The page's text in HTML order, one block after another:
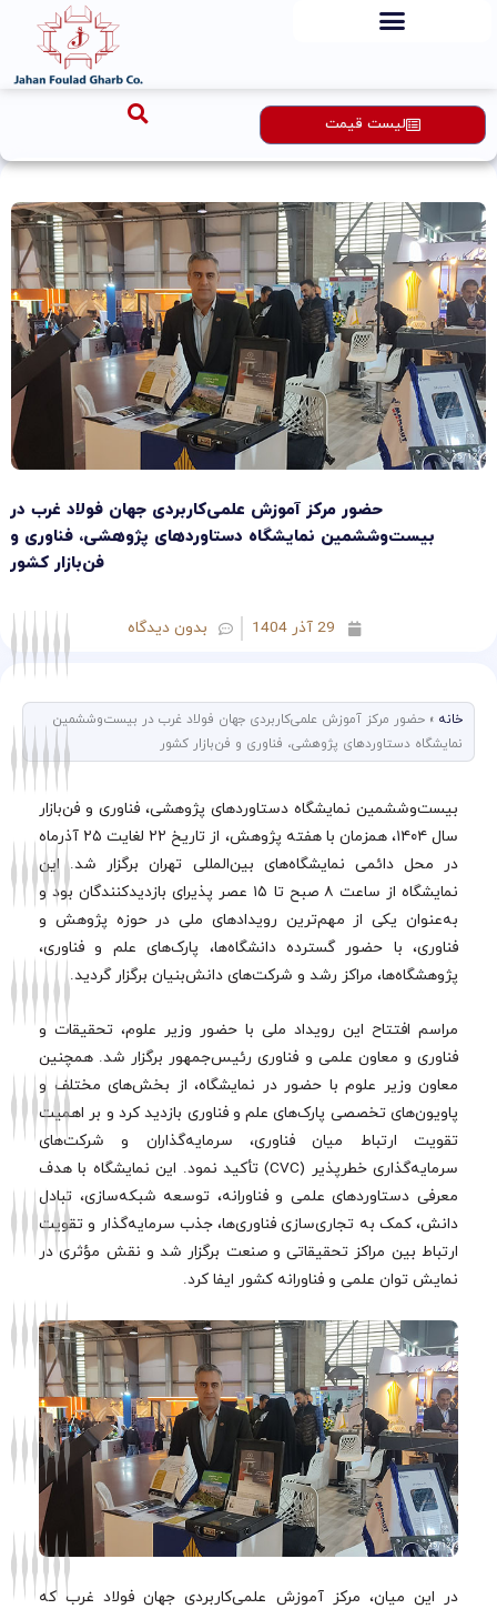
لیست قیمت
حضور مرکز آموزش علمی‌کاربردی جهان فولاد غرب در
بیست‌وششمین نمایشگاه دستاوردهای پژوهشی، فناوری و
فن‌بازار کشور
29 آذر 1404 بدون دیدگاه
خانه » حضور مرکز آموزش علمی‌کاربردی جهان فولاد غرب در بیست‌وششمین
نمایشگاه دستاوردهای پژوهشی، فناوری و فن‌بازار کشور
بیست‌وششمین نمایشگاه دستاوردهای پژوهشی، فناوری و فن‌بازار
سال ۱۴۰۴، همزمان با هفته پژوهش، از تاریخ ۲۲ لغایت ۲۵ آذرماه
در محل دائمی نمایشگاه‌های بین‌المللی تهران برگزار شد. این
نمایشگاه از ساعت ۸ صبح تا ۱۵ عصر پذیرای بازدیدکنندگان بود و
به‌عنوان یکی از مهم‌ترین رویدادهای ملی در حوزه پژوهش و
فناوری، با حضور گسترده دانشگاه‌ها، پارک‌های علم و فناوری،
پژوهشگاه‌ها، مراکز رشد و شرکت‌های دانش‌بنیان برگزار گردید.
مراسم افتتاح این رویداد ملی با حضور وزیر علوم، تحقیقات و
فناوری و معاون علمی و فناوری رئیس‌جمهور برگزار شد. همچنین
معاون وزیر علوم با حضور در نمایشگاه، از بخش‌های مختلف و
پاویون‌های تخصصی پارک‌های علم و فناوری بازدید کرد و بر اهمیت
تقویت ارتباط میان فناوری، سرمایه‌گذاران و شرکت‌های
سرمایه‌گذاری خطرپذیر (CVC) تأکید نمود. این نمایشگاه با هدف
معرفی دستاوردهای علمی و فناورانه، توسعه شبکه‌سازی، تبادل
دانش، کمک به تجاری‌سازی فناوری‌ها، جذب سرمایه‌گذار و تقویت
ارتباط بین مراکز تحقیقاتی و صنعت برگزار شد و نقش مؤثری در
نمایش توان علمی و فناورانه کشور ایفا کرد.
در این میان، مرکز آموزش علمی‌کاربردی جهان فولاد غرب که